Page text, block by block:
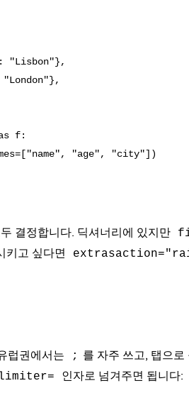
"Lisbon"},
f:
"age", "city"])
결정합니다. 딕셔너리에 있지만
키고 싶다면
럽권에서는 ; 를 자주 쓰고, 탭으로
인자로 넘겨주면 됩니다: